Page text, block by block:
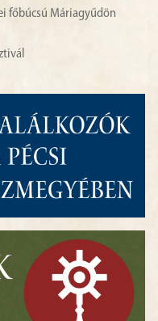
főbúcsú Máriagyűdön